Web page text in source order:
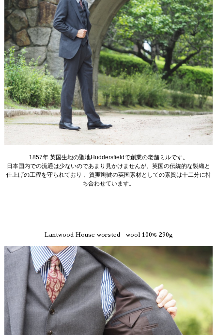
1857年 英国生地の聖地Huddersfieldで創業の老舗ミルです。
日本国内での流通は少ないのであまり見かけませんが、英国の伝統的な製織と
仕上げの工程を守られており 、質実剛健の英国素材としての素質は十二分に持
ち合わせています。
Lantwood House worsted wool 100% 290g